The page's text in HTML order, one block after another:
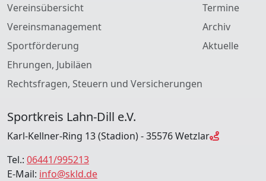
Vereinsübersicht
Vereinsmanagement
Sportförderung
Ehrungen, Jubiläen
Rechtsfragen, Steuern und Versicherungen
Termine
Archiv
Aktuelle
Sportkreis Lahn-Dill e.V.
Karl-Kellner-Ring 13 (Stadion) - 35576 Wetzlar
Tel.: 06441/995213
E-Mail: info@skld.de